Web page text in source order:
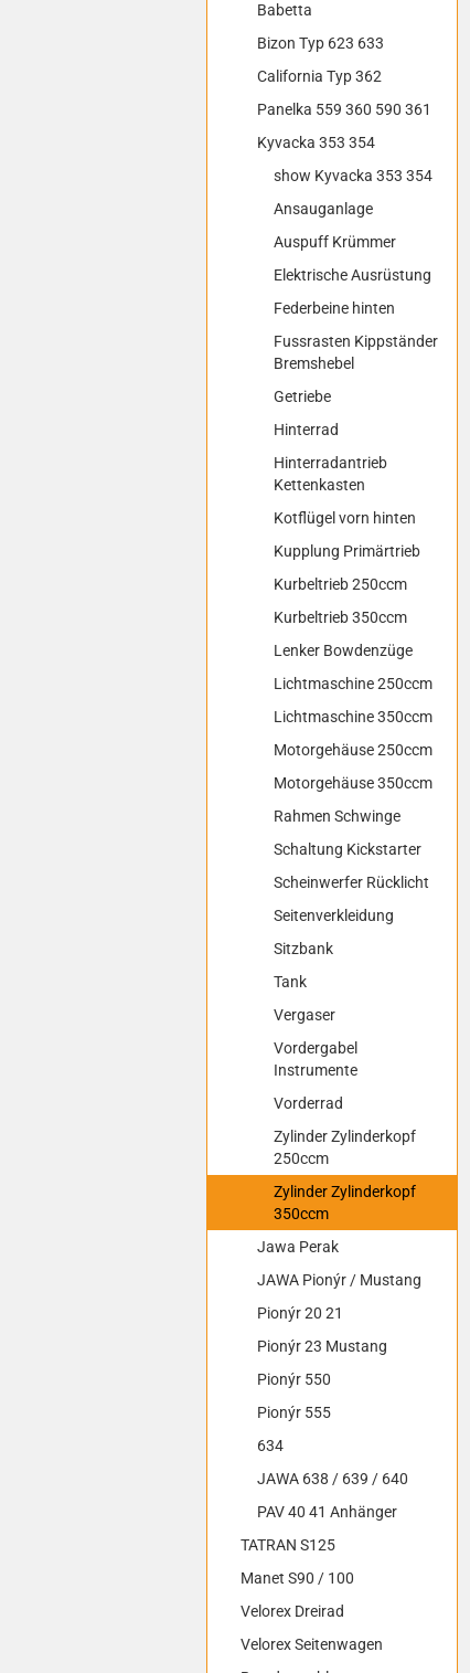
Babetta
Bizon Typ 623 633
California Typ 362
Panelka 559 360 590 361
Kyvacka 353 354
show Kyvacka 353 354
Ansauganlage
Auspuff Krümmer
Elektrische Ausrüstung
Federbeine hinten
Fussrasten Kippständer
Bremshebel
Getriebe
Hinterrad
Hinterradantrieb
Kettenkasten
Kotflügel vorn hinten
Kupplung Primärtrieb
Kurbeltrieb 250ccm
Kurbeltrieb 350ccm
Lenker Bowdenzüge
Lichtmaschine 250ccm
Lichtmaschine 350ccm
Motorgehäuse 250ccm
Motorgehäuse 350ccm
Rahmen Schwinge
Schaltung Kickstarter
Scheinwerfer Rücklicht
Seitenverkleidung
Sitzbank
Tank
Vergaser
Vordergabel
Instrumente
Vorderrad
Zylinder Zylinderkopf
250ccm
Zylinder Zylinderkopf
350ccm
Jawa Perak
JAWA Pionýr / Mustang
Pionýr 20 21
Pionýr 23 Mustang
Pionýr 550
Pionýr 555
634
JAWA 638 / 639 / 640
PAV 40 41 Anhänger
TATRAN S125
Manet S90 / 100
Velorex Dreirad
Velorex Seitenwagen